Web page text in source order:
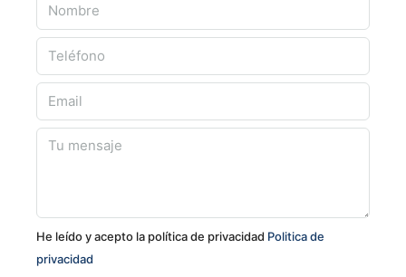
He leído y acepto la política de privacidad Politica de
privacidad